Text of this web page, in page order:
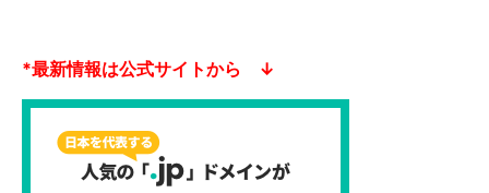
*最新情報は公式サイトから ↓